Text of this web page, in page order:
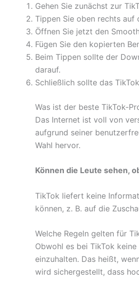
Gehen Sie zunächst zur
Tippen Sie oben rechts auf
Öffnen Sie jetzt den
Fügen Sie den kopierten
Beim Tippen sollte der
darauf.
Schließlich sollte das
Was ist der beste TikTok-
Das Internet ist voll von
aufgrund seiner
Wahl hervor.
Können die Leute sehen,
TikTok liefert keine
können, z. B. auf die
Welche Regeln gelten für
Obwohl es bei TikTok
einzuhalten. Das heißt,
wird sichergestellt, dass